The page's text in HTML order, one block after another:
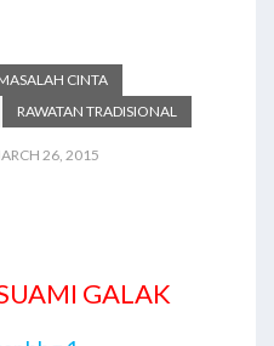
CINTA
RAWATAN TRADISIONAL
26, 2015
GALAK